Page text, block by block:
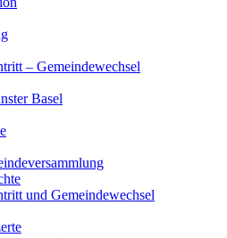
– Gemeindewechsel
Basel
und Gemeindewechsel